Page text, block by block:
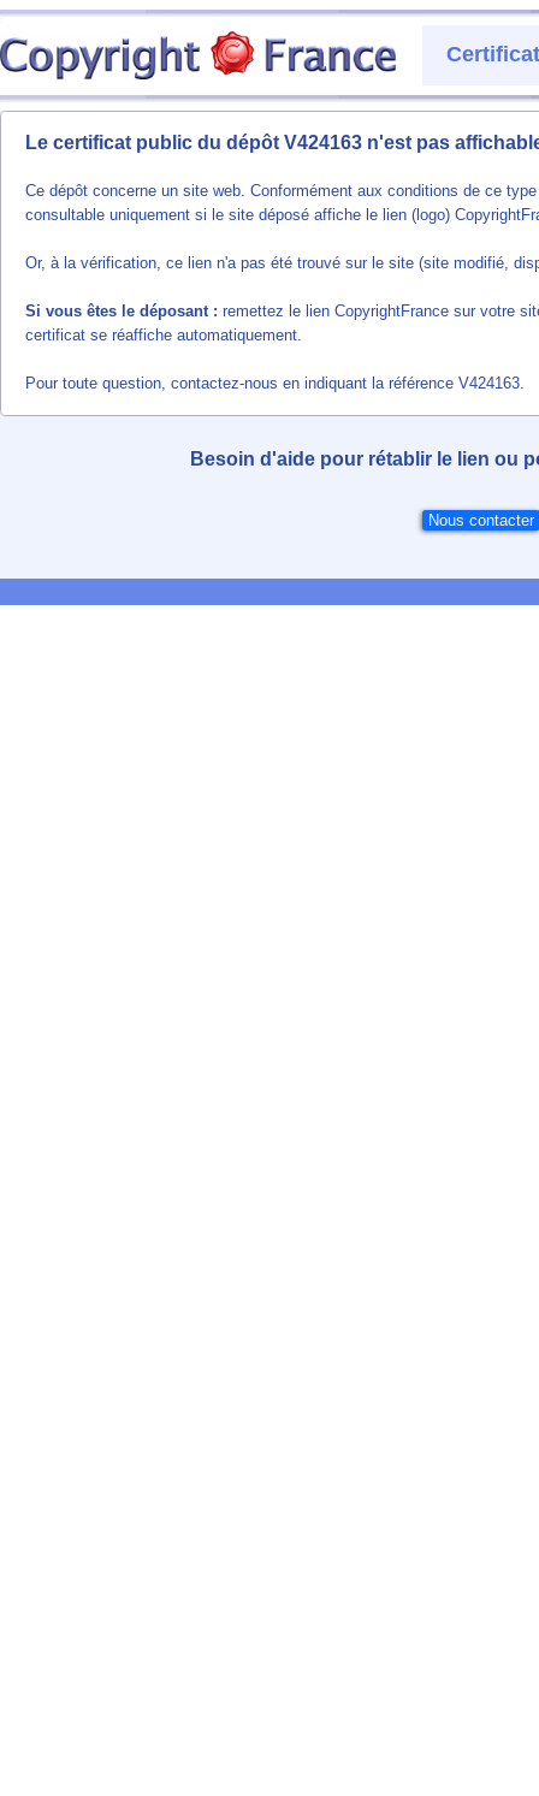
Le certificat public du dépôt V424163 n'est pas
Ce dépôt concerne un site web. Conformément aux conditions de ce
consultable uniquement si le site déposé affiche le lien (logo)
Or, à la vérification, ce lien n'a pas été trouvé sur le site (site modifié,
Si vous êtes le déposant : remettez le lien CopyrightFrance sur votre
certificat se réaffiche automatiquement.
Pour toute question, contactez-nous en indiquant la référence V424163.
Besoin d'aide pour rétablir le lien ou
Nous contacter